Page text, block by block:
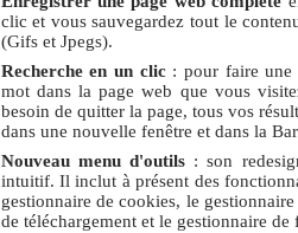
clic et vous sauvegardez tout le
(Gifs et Jpegs).
Recherche en un clic: pour faire une
mot dans la page web que vous
besoin de quitter la page, tous vos
dans une nouvelle fenêtre et dans la
Nouveau menu d'outils : son
intuitif. Il inclut à présent des
gestionnaire de cookies, le
de téléchargement et le gestionnaire de